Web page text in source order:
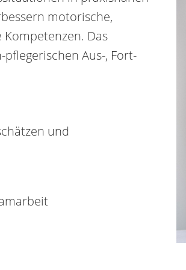
motorische,
Das
Aus-, Fort-
und